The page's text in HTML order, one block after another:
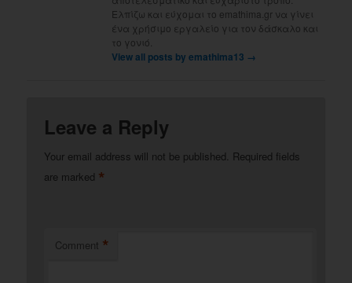
Ελπίζω και εύχομαι το emathima.gr να γίνει
ένα χρήσιμο εργαλείο για τον δάσκαλο και
το γονιό.
View all posts by emathima13 →
Leave a Reply
Your email address will not be published. Required fields
are marked *
Comment *